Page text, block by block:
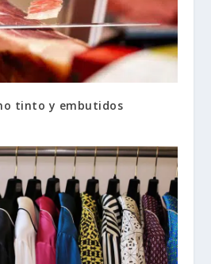
tinto y embutidos